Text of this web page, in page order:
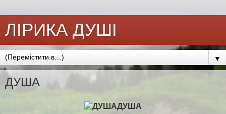
ЛІРИКА ДУШІ
▼
ДУША
ДУША